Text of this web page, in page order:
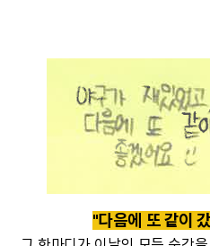
"다음에 또 같이